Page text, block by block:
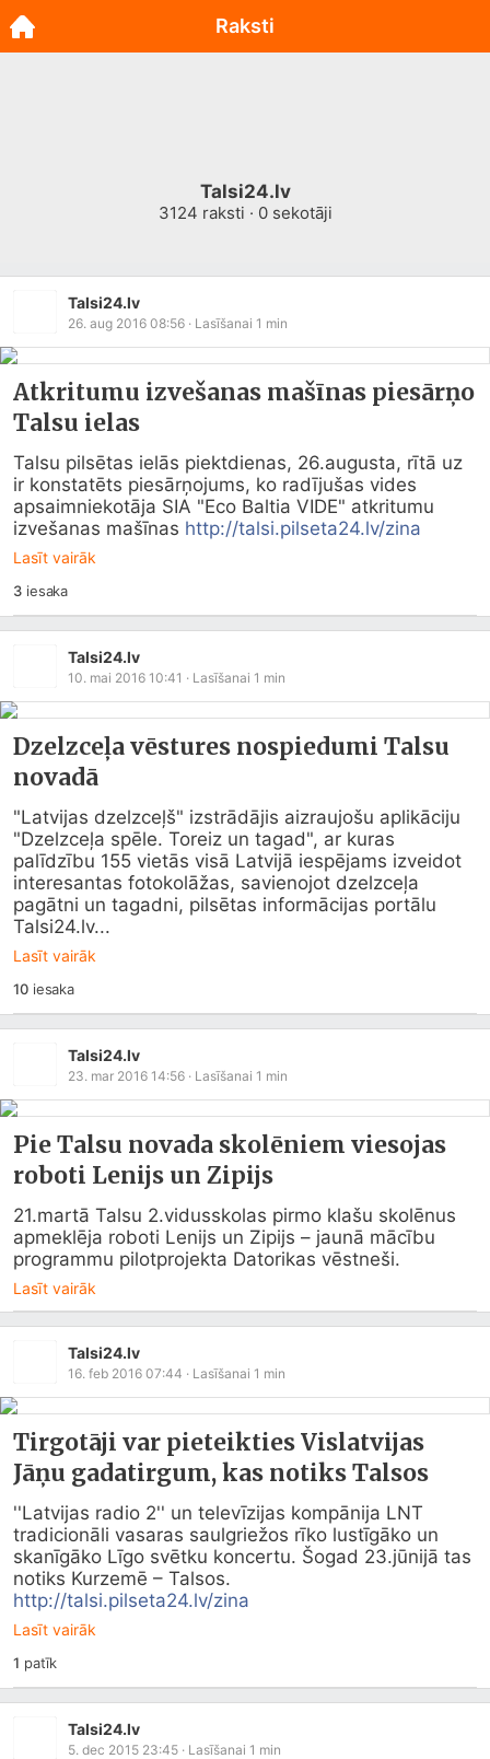
Talsi24.lv
3124 raksti · 0sekotāji
Talsi24.lv
26. aug 2016 08:56 · Lasīšanai 1 min
Atkritumu izvešanas mašīnas piesārņo
Talsu ielas
Talsu pilsētas ielās piektdienas, 26.augusta, rītā uz
ir konstatēts piesārņojums, ko radījušas vides
apsaimniekotāja SIA "Eco Baltia VIDE" atkritumu
izvešanas mašīnas http://talsi.pilseta24.lv/zina
Lasīt vairāk
3iesaka
Talsi24.lv
10. mai 2016 10:41 · Lasīšanai 1 min
Dzelzceļa vēstures nospiedumi Talsu
novadā
"Latvijas dzelzceļš" izstrādājis aizraujošu aplikāciju
"Dzelzceļa spēle. Toreiz un tagad", ar kuras
palīdzību 155 vietās visā Latvijā iespējams izveidot
interesantas fotokolāžas, savienojot dzelzceļa
Talsi24.lv...
Lasīt vairāk
10iesaka
Talsi24.lv
23. mar 2016 14:56 · Lasīšanai 1 min
Pie Talsu novada skolēniem viesojas
roboti Lenijs un Zipijs
21.martā Talsu 2.vidusskolas pirmo klašu skolēnus
apmeklēja roboti Lenijs un Zipijs – jaunā mācību
programmu pilotprojekta Datorikas vēstneši.
Lasīt vairāk
Talsi24.lv
16. feb 2016 07:44 · Lasīšanai 1 min
Tirgotāji var pieteikties Vislatvijas
Jāņu gadatirgum, kas notiks Talsos
''Latvijas radio 2'' un televīzijas kompānija LNT
tradicionāli vasaras saulgriežos rīko lustīgāko un
skanīgāko Līgo svētku koncertu. Šogad 23.jūnijā tas
http://talsi.pilseta24.lv/zina
Lasīt vairāk
1 patīk
Talsi24.lv
5. dec 2015 23:45 · Lasīšanai 1 min
Raksti